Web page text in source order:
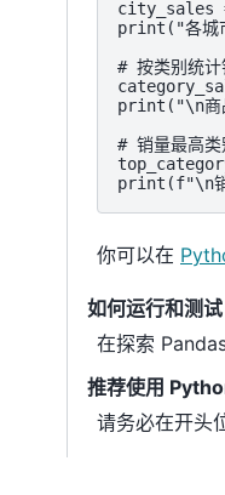
city_sales
print("各城
# 按类别统计
print("\n商
# 销量最高类
print(f"\n销
你可以在
如何运行和测
在探索
推荐使用
请务必在开头